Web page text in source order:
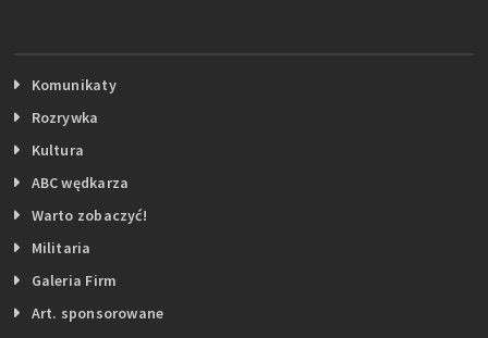
Komunikaty
Rozrywka
Kultura
ABC wędkarza
Warto zobaczyć!
Militaria
Galeria Firm
Art. sponsorowane